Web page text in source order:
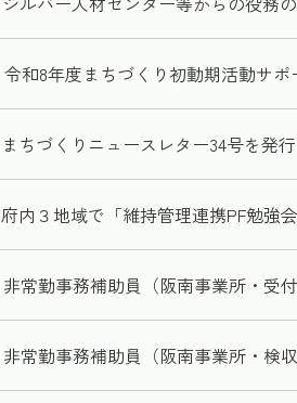
令和8年度まちづくり初動期活動サポ
まちづくりニュースレター34号を発行
府内３地域で「維持管理連携PF勉強
非常勤事務補助員（阪南事業所・受
非常勤事務補助員（阪南事業所・検